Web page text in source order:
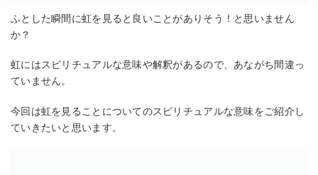
ふとした瞬間に虹を見ると良いことがありそう！と思いません
か？
虹にはスピリチュアルな意味や解釈があるので、あながち間違っ
ていません。
今回は虹を見ることについてのスピリチュアルな意味をご紹介し
ていきたいと思います。